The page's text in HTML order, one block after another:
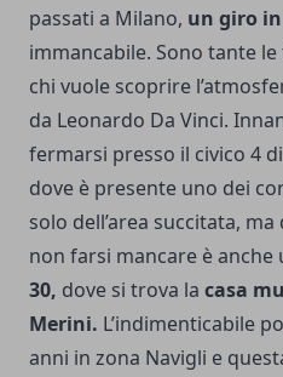
passati a Milano, un giro
immancabile. Sono tante
chi vuole scoprire
da Leonardo Da Vinci.
fermarsi presso il civico 4
dove è presente uno dei
solo dell’area succitata,
non farsi mancare è anche
30, dove si trova la casa
Merini. L’indimenticabile
anni in zona Navigli e